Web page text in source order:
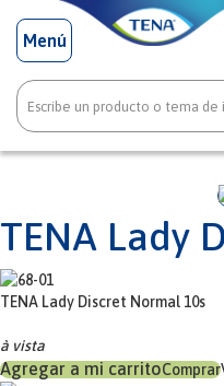
Menú
TENA Lady
TENA Lady Discret Normal 10s
à vista
Comprar